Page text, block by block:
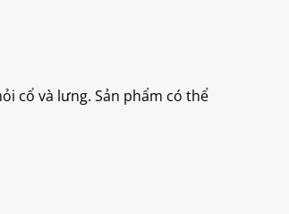
cổ và lưng. Sản phẩm có thể